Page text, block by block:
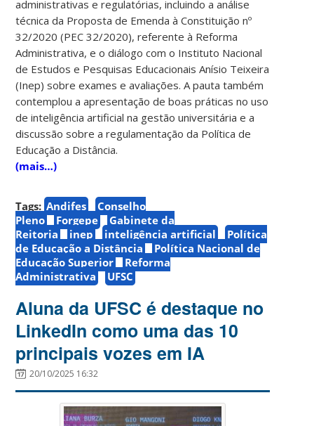
administrativas e regulatórias, incluindo a análise
técnica da Proposta de Emenda à Constituição nº
32/2020 (PEC 32/2020), referente à Reforma
Administrativa, e o diálogo com o Instituto Nacional
de Estudos e Pesquisas Educacionais Anísio Teixeira
(Inep) sobre exames e avaliações. A pauta também
contemplou a apresentação de boas práticas no uso
de inteligência artificial na gestão universitária e a
discussão sobre a regulamentação da Política de
Educação a Distância.
(mais…)
Tags: Andifes
Conselho
Pleno
Forgepe
Gabinete da
Reitoria
inep inteligência artificial
Política
de Educação a Distância
Política Nacional de
Educação Superior
Reforma
Administrativa
UFSC
Aluna da UFSC é destaque no
LinkedIn como uma das 10
principais vozes em IA
20/10/2025 16:32